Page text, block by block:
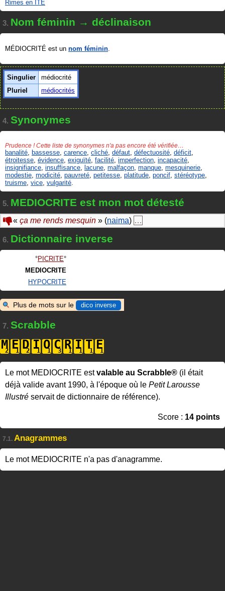
Rimes en ITÉ
3. Nom féminin → déclinaison
MÉDIOCRITÉ est un nom féminin.
Singulier
médiocrité
Pluriel
médiocrités
4. Synonymes
Prudence ! Cette liste de synonymes n'a pas encore été vérifiée…
banalité bassesse carence cliché défaut défectuosité déficit
étroitesse évidence exiguïté facilité imperfection incapacité
insignifiance insuffisance lacune malfaçon manque mesquinerie
modestie modicité pauvreté petitesse platitude poncif stéréotype
truisme vice vulgarité
5. MEDIOCRITE est mon mot détesté
« ça me rends mesquin » (naima) …
6. Dictionnaire inverse
PICRITE
MEDIOCRITE
HYPOCRITE
Plus de mots sur le dico inverse
7. Scrabble
M E D I O C R I T E
Le mot MEDIOCRITE estvalable au Scrabble® (il était
déjà valide avant 1990, à l'époque où le Petit Larousse
Illustré servait de dictionnaire de référence).
Score : 14 points
7.1. Anagrammes
Le mot MEDIOCRITE n'a pas d'anagramme.